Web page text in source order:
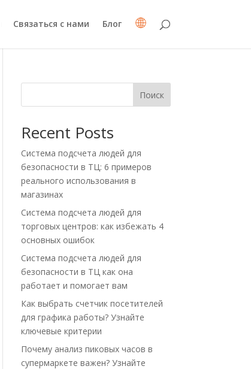
Связаться с нами Блог
Поиск
Recent Posts
Система подсчета людей для
безопасности в ТЦ: 6 примеров
реального использования в
магазинах
Система подсчета людей для
торговых центров: как избежать 4
основных ошибок
Система подсчета людей для
безопасности в ТЦ как она
работает и помогает вам
Как выбрать счетчик посетителей
для графика работы? Узнайте
ключевые критерии
Почему анализ пиковых часов в
супермаркете важен? Узнайте